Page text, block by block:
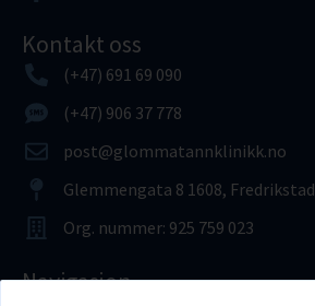
Kontakt oss
(+47) 691 69 090
(+47) 906 37 778
post@glommatannklinikk.no
Glemmengata 8 1608, Fredrikstad
Org. nummer: 925 759 023
Navigasjon